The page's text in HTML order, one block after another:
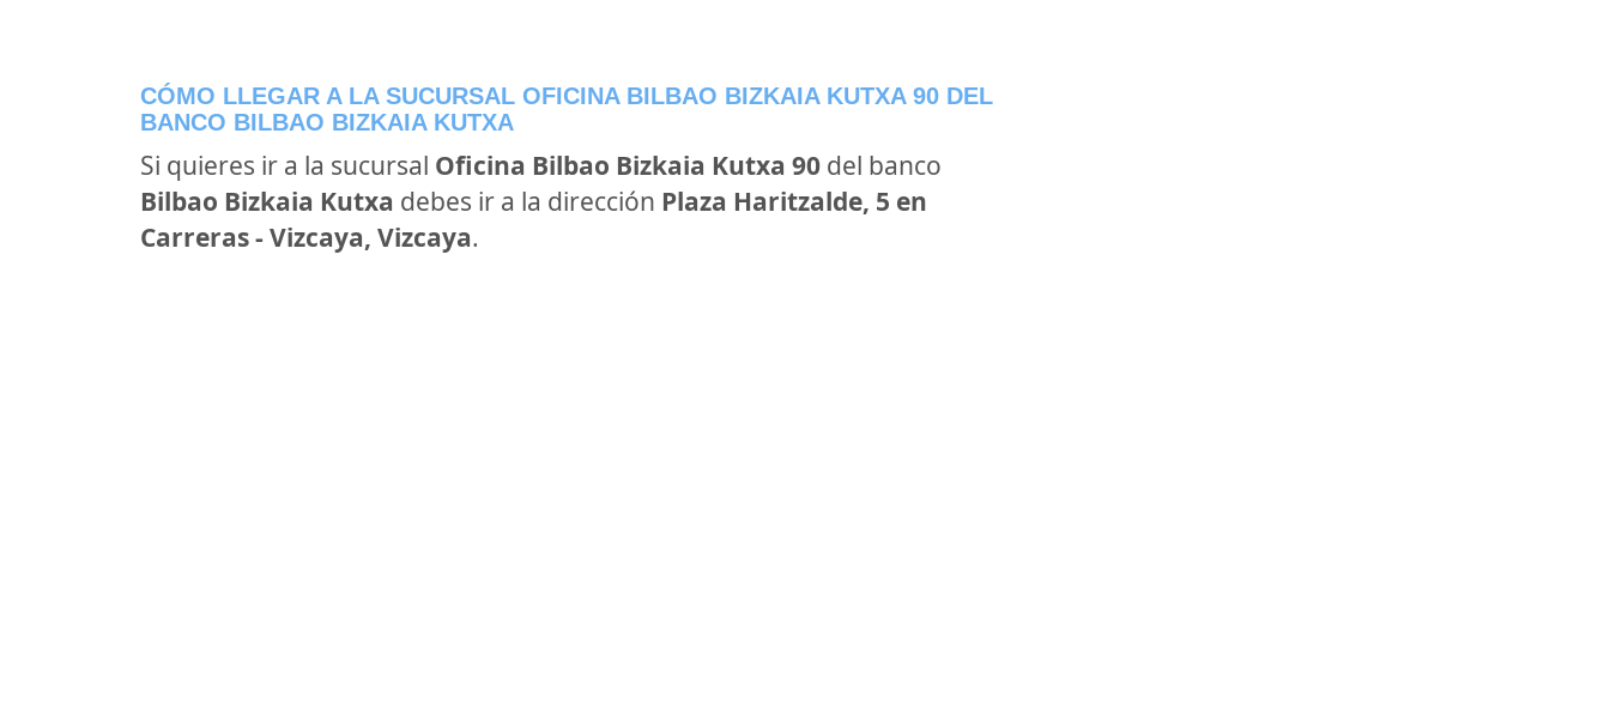
CÓMO LLEGAR A LA SUCURSAL OFICINA BILBAO BIZKAIA KUTXA 90 DEL
BANCO BILBAO BIZKAIA KUTXA
Si quieres ir a la sucursal Oficina Bilbao Bizkaia Kutxa 90 del banco
Bilbao Bizkaia Kutxa debes ir a la dirección Plaza Haritzalde, 5 en
Carreras - Vizcaya, Vizcaya.